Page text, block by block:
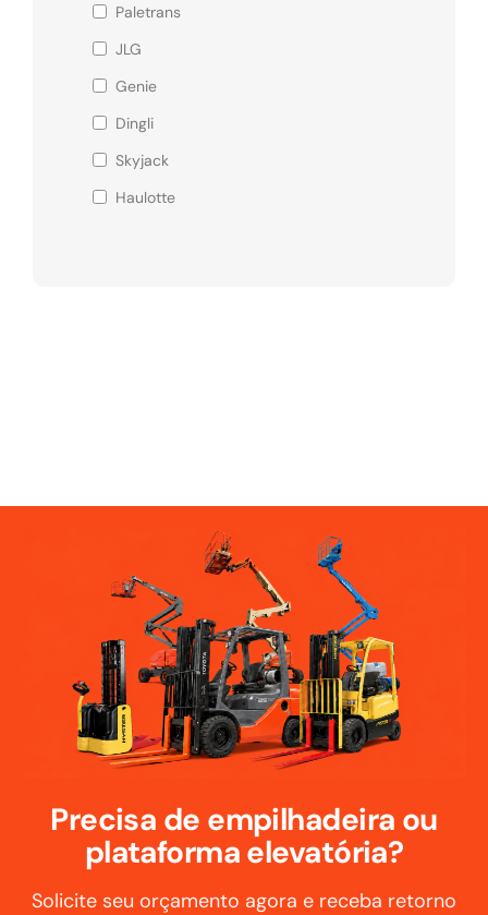
Paletrans
JLG
Genie
Dingli
Skyjack
Haulotte
Precisa de empilhadeira ou
plataforma elevatória?
Solicite seu orçamento agora e receba retorno